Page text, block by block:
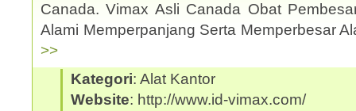
Canada. Vimax Asli Canada Obat
Alami Memperpanjang Serta Memperbesar
>>
Kategori: Alat Kantor
Website: http://www.id-vimax.com/